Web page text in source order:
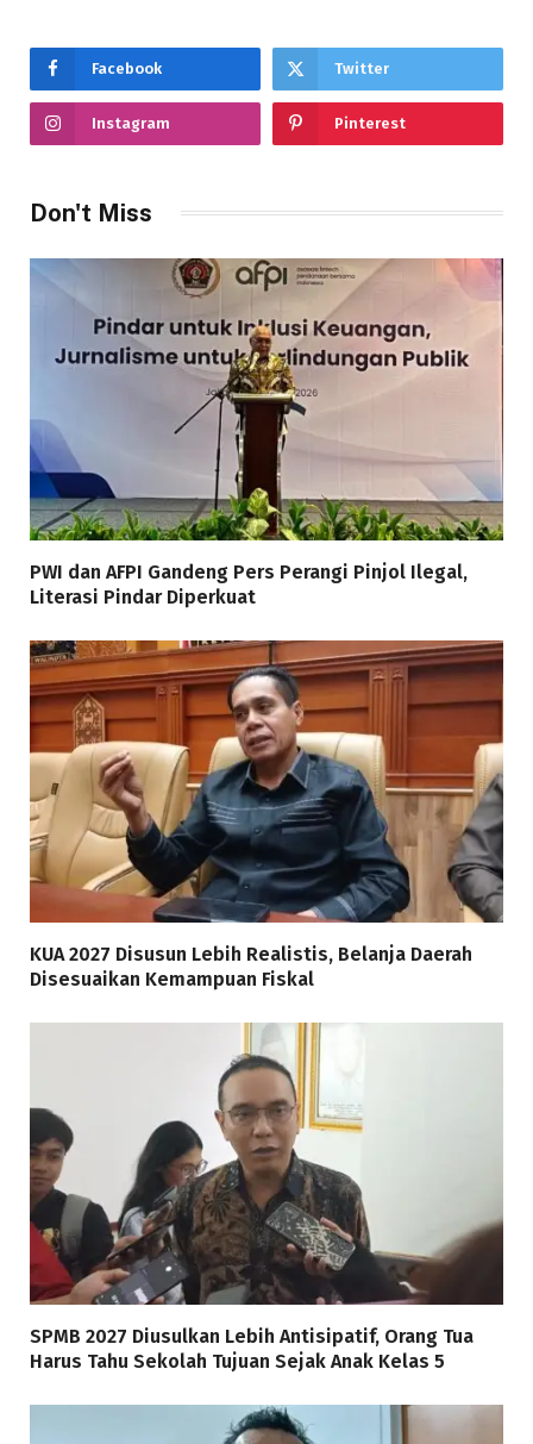
Facebook Twitter
Instagram Pinterest
Don't Miss
PWI dan AFPI Gandeng Pers Perangi Pinjol Ilegal,
Literasi Pindar Diperkuat
KUA 2027 Disusun Lebih Realistis, Belanja Daerah
Disesuaikan Kemampuan Fiskal
SPMB 2027 Diusulkan Lebih Antisipatif, Orang Tua
Harus Tahu Sekolah Tujuan Sejak Anak Kelas 5